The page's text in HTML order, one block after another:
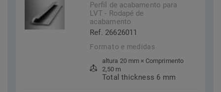
Perfil de acabamento para
LVT - Rodapé de
acabamento
Ref. 26626011
Formato e medidas
altura 20 mm × Comprimento
2,50 m
Total thickness 6 mm